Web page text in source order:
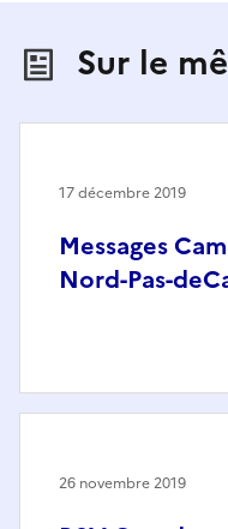
Sur le
Messages
Nord-Pas-
17 décembre 2019
26 novembre 2019